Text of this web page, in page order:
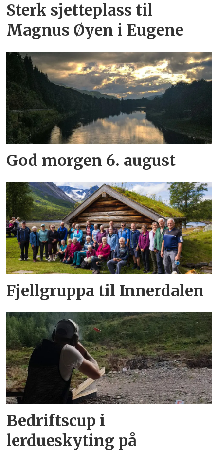
Sterk sjetteplass til
Magnus Øyen i Eugene
God morgen 6. august
Fjellgruppa til Innerdalen
Bedriftscup i
lerdueskyting på